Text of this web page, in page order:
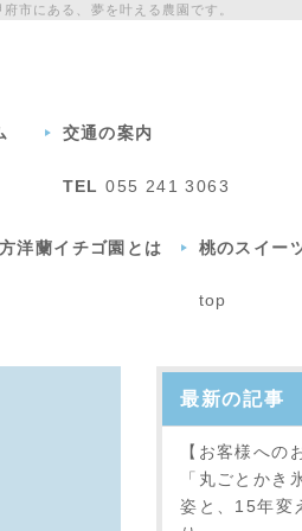
市にある、夢を叶える農園です。
交通の案内
TEL 055 241 3063
洋蘭イチゴ園とは 桃のスイー
top
最新の記事
【お客様への
「丸ごとかき
姿と、15年変